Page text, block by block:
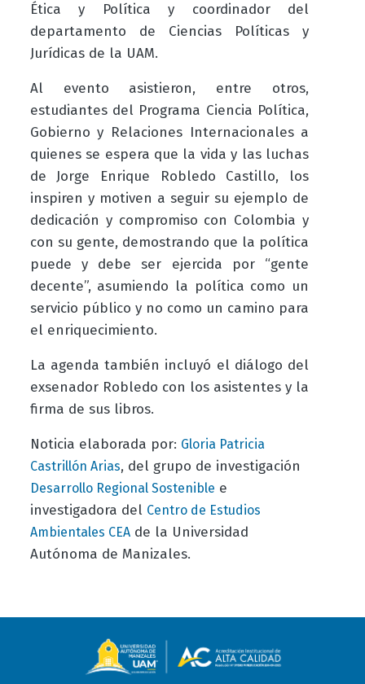
Ética y Política y coordinador del
departamento de Ciencias Políticas y
Jurídicas de la UAM.
Al evento asistieron, entre otros,
estudiantes del Programa Ciencia Política,
Gobierno y Relaciones Internacionales a
quienes se espera que la vida y las luchas
de Jorge Enrique Robledo Castillo, los
inspiren y motiven a seguir su ejemplo de
dedicación y compromiso con Colombia y
con su gente, demostrando que la política
puede y debe ser ejercida por “gente
decente”, asumiendo la política como un
servicio público y no como un camino para
el enriquecimiento.
La agenda también incluyó el diálogo del
exsenador Robledo con los asistentes y la
firma de sus libros.
Noticia elaborada por: Gloria Patricia
Castrillón Arias, del grupo de investigación
Desarrollo Regional Sostenible e
investigadora del Centro de Estudios
Ambientales CEAde la Universidad
Autónoma de Manizales.